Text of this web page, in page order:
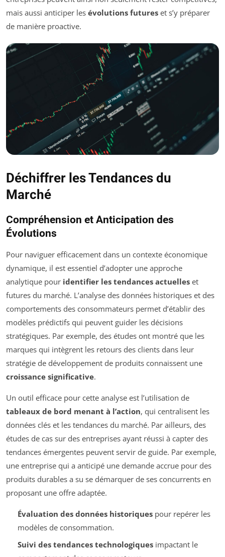
mais aussi anticiper les évolutions futures et s’y préparer
de manière proactive.
Déchiffrer les Tendances du
Marché
Compréhension et Anticipation des
Évolutions
Pour naviguer efficacement dans un contexte économique
dynamique, il est essentiel d’adopter une approche
analytique pour identifier les tendances actuelles et
futures du marché. L’analyse des données historiques et des
comportements des consommateurs permet d’établir des
modèles prédictifs qui peuvent guider les décisions
stratégiques. Par exemple, des études ont montré que les
marques qui intègrent les retours des clients dans leur
stratégie de développement de produits connaissent une
croissance significative.
Un outil efficace pour cette analyse est l’utilisation de
tableaux de bord menant à l’action, qui centralisent les
données clés et les tendances du marché. Par ailleurs, des
études de cas sur des entreprises ayant réussi à capter des
tendances émergentes peuvent servir de guide. Par exemple,
une entreprise qui a anticipé une demande accrue pour des
produits durables a su se démarquer de ses concurrents en
proposant une offre adaptée.
Évaluation des données historiquespour repérer les
modèles de consommation.
Suivi des tendances technologiquesimpactant le